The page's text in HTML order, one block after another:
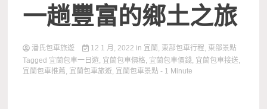
一趟豐富的鄉土之旅
潘氏包車旅遊 12 1 月, 2022 in 宜蘭, 東部包車行程, 東部景點
Tagged 宜蘭包車一日遊, 宜蘭包車價格, 宜蘭包車價錢, 宜蘭包車接送,
宜蘭包車推薦, 宜蘭包車旅遊, 宜蘭包車景點 - 1 Minute